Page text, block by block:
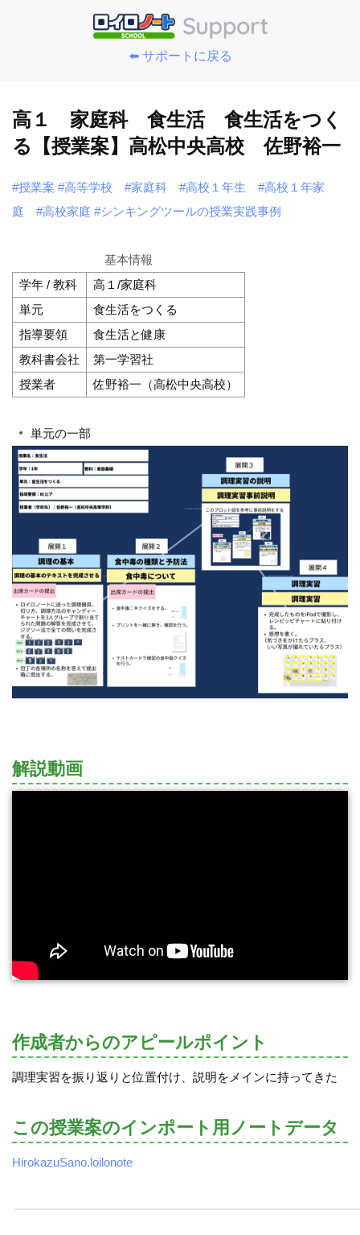
⬅️ サポートに戻る
高１ 家庭科 食生活 食生活をつく
る【授業案】高松中央高校 佐野裕一
#授業案 #高等学校 #家庭科 #高校１年生
#高校１年家
庭
#高校家庭 #シンキングツールの授業実践事例
基本情報
学年 / 教科
高１/家庭科
単元
食生活をつくる
指導要領
食生活と健康
教科書会社
第一学習社
授業者
佐野裕一（高松中央高校）
単元の一部
解説動画
作成者からのアピールポイント
調理実習を振り返りと位置付け、説明をメインに持ってきた
この授業案のインポート用ノートデータ
HirokazuSano.loilonote